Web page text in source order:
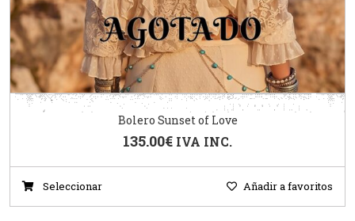
Bolero Sunset of Love
135.00€ IVA INC.
Seleccionar Añadir a favoritos